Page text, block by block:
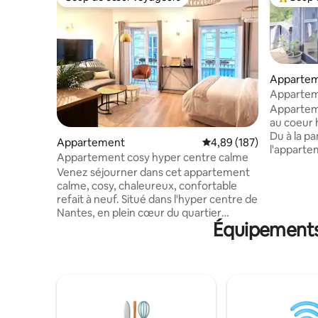
Coup de cœur voyageurs
Appartement Évaluation moyenne
4,89 (187)
Appartement cosy hyper centre calme
Venez séjourner dans cet appartement
calme, cosy, chaleureux, confortable
refait à neuf. Situé dans l'hyper centre de
Nantes, en plein cœur du quartier
NOUVEAUTÉ DEPUIS LE 07/04/26:
central parfait pour découvrir la ville à
Coups
dans le
au coeur
Du à la
toiture,